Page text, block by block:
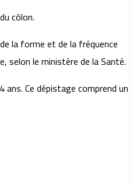
côlon.
la forme et de la fréquence
selon le ministère de la Santé.
Ce dépistage comprend un